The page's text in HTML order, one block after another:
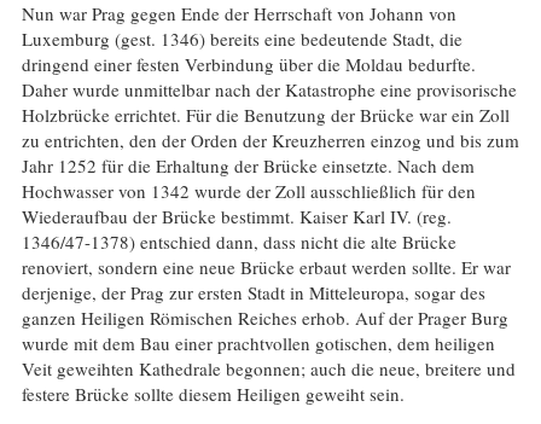
Nun war Prag gegen Ende der Herrschaft von Johann von
Luxemburg (gest. 1346) bereits eine bedeutende Stadt, die
dringend einer festen Verbindung über die Moldau bedurfte.
Daher wurde unmittelbar nach der Katastrophe eine provisorische
Holzbrücke errichtet. Für die Benutzung der Brücke war ein Zoll
zu entrichten, den der Orden der Kreuzherren einzog und bis zum
Jahr 1252 für die Erhaltung der Brücke einsetzte. Nach dem
Hochwasser von 1342 wurde der Zoll ausschließlich für den
Wiederaufbau der Brücke bestimmt. Kaiser Karl IV. (reg.
1346/47-1378) entschied dann, dass nicht die alte Brücke
renoviert, sondern eine neue Brücke erbaut werden sollte. Er war
derjenige, der Prag zur ersten Stadt in Mitteleuropa, sogar des
ganzen Heiligen Römischen Reiches erhob. Auf der Prager Burg
wurde mit dem Bau einer prachtvollen gotischen, dem heiligen
Veit geweihten Kathedrale begonnen; auch die neue, breitere und
festere Brücke sollte diesem Heiligen geweiht sein.